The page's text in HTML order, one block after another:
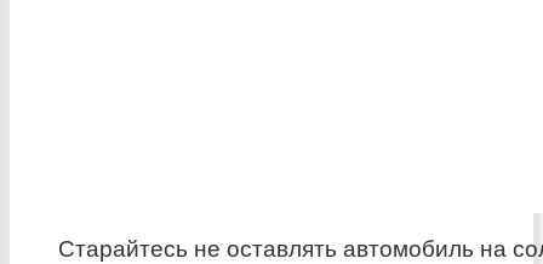
Старайтесь не оставлять автомобиль на